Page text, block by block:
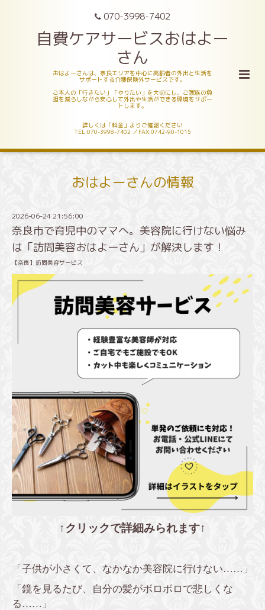
070-3998-7402
自費ケアサービスおはよー
さん
おはよーさんは、奈良エリアを中心に高齢者の外出と生活を
サポートする介護保険外サービスです。
ご本人の「行きたい」「やりたい」を大切にし、ご家族の負
担を減らしながら安心して外出や生活ができる環境をサポー
トします。
詳しくは「料金」よりご確認ください
TEL:070-3998-7402 ／FAX:0742-90-1015
おはよーさんの情報
2026-06-24 21:56:00
奈良市で育児中のママへ。美容院に行けない悩み
は「訪問美容おはよーさん」が解決します！
【奈良】訪問美容サービス
↑クリックで詳細みられます↑
「子供が小さくて、なかなか美容院に行けない……」
「鏡を見るたび、自分の髪がボロボロで悲しくな
る……」